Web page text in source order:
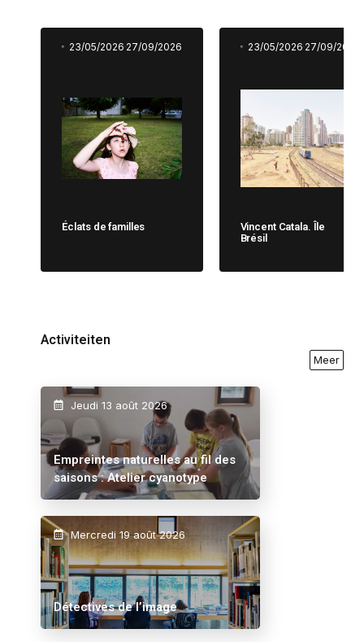
23/05/2026 27/09/2026
Éclats de familles
23/05/2026 27/09/2026
Vincent Catala. Île
Brésil
Activiteiten
Meer
Jeudi 13 août 2026
Empreintes naturelles au fil des
saisons : Atelier cyanotype
Mercredi 19 août 2026
Détectives de l’image